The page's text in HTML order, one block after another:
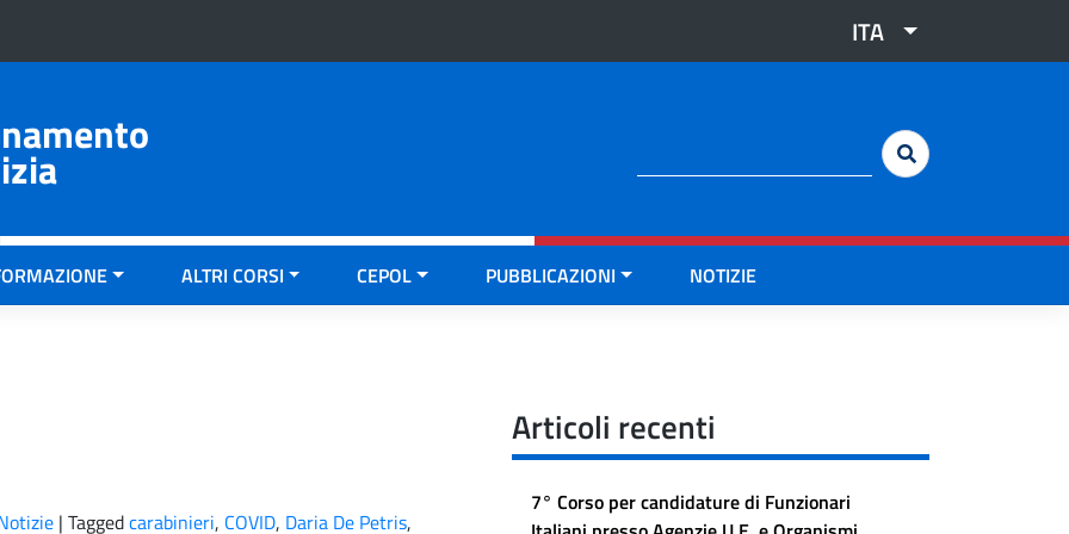
ITA
ALTRI CORSI CEPOL PUBBLICAZIONI NOTIZIE
| Taggedcarabinieri, COVID, Daria De Petris,
Articoli recenti
7° Corso per candidature di Funzionari